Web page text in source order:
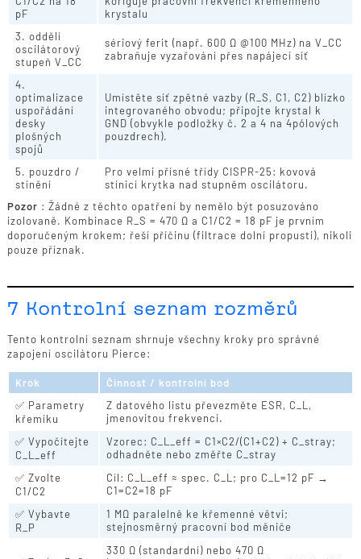
pF
krystalu
3. oddělí
oscilátorový
stupeň V_CC
sériový ferit (např. 600 Ω @100 MHz) na V_CC
zabraňuje vyzařování přes napájecí síť
4.
optimalizace
uspořádání
desky
plošných
spojů
Umístěte síť zpětné vazby (R_S, C1, C2) blízko
integrovaného obvodu; připojte krystal k
GND (obvykle podložky č. 2 a 4 na 4pólových
pouzdrech).
5. pouzdro /
stínění
Pro velmi přísné třídy CISPR-25: kovová
stínicí krytka nad stupněm oscilátoru.
Pozor : Žádné z těchto opatření by nemělo být posuzováno
izolovaně. Kombinace R_S = 470 Ω a C1/C2 = 18 pF je prvním
doporučeným krokem; řeší příčinu (filtrace dolní propusti), nikoli
pouze příznak.
7 Kontrolní seznam rozměrů
Tento kontrolní seznam shrnuje všechny kroky pro správné
zapojení oscilátoru Pierce:
Krok
Činnost / kontrolní bod
✅ Parametry
křemíku
Z datového listu převezměte ESR, C_L,
jmenovitou frekvenci.
✅ Vypočítejte
C_L_eff
Vzorec: C_L_eff = C1×C2/(C1+C2) + C_stray;
odhadněte nebo změřte C_stray
✅ Zvolte
C1/C2
Cíl: C_L_eff ≈ spec. C_L; pro C_L=12 pF →
C1=C2=18 pF
✅ Vybavte
R_P
1 MΩ paralelně ke křemenné větvi;
stejnosměrný pracovní bod měniče
330 Ω (standardní) nebo 470 Ω